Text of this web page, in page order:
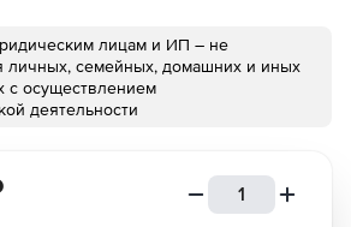
лицам и ИП – не
личных, семейных, домашних и иных
с осуществлением
деятельности